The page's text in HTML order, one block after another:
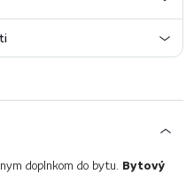
doplnkom do bytu. Bytový